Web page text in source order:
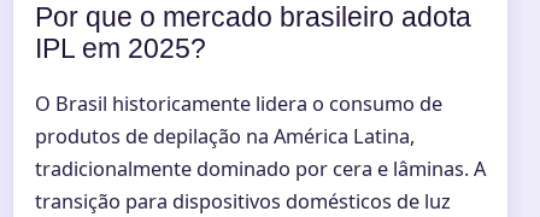
Por que o mercado brasileiro adota
IPL em 2025?
O Brasil historicamente lidera o consumo de
produtos de depilação na América Latina,
tradicionalmente dominado por cera e lâminas. A
transição para dispositivos domésticos de luz